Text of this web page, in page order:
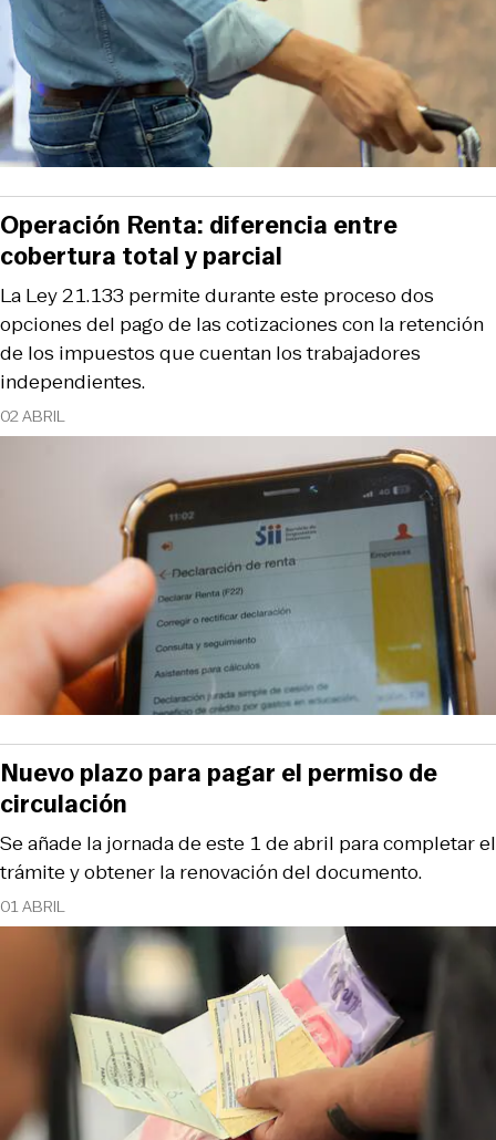
02 ABRIL
La Ley 21.133 permite durante este proceso dos
opciones del pago de las cotizaciones con la retención
de los impuestos que cuentan los trabajadores
independientes.
Operación Renta: diferencia entre
cobertura total y parcial
01 ABRIL
Se añade la jornada de este 1 de abril para completar el
trámite y obtener la renovación del documento.
Nuevo plazo para pagar el permiso de
circulación